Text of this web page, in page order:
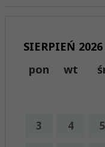
SIERPIEŃ 2026
pon
wt
3 4 5